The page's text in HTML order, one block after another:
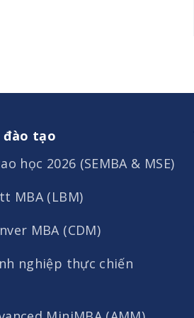
tạo
học 2026 (SEMBA & MSE)
MBA (LBM)
MBA (CDM)
nghiệp thực chiến